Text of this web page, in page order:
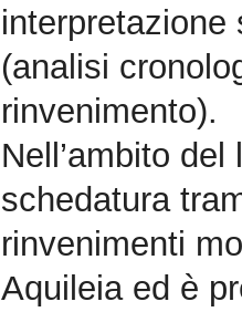
interpretazione
(analisi
rinvenimento).
Nell’ambito
schedatura
rinvenimenti
Aquileia ed è